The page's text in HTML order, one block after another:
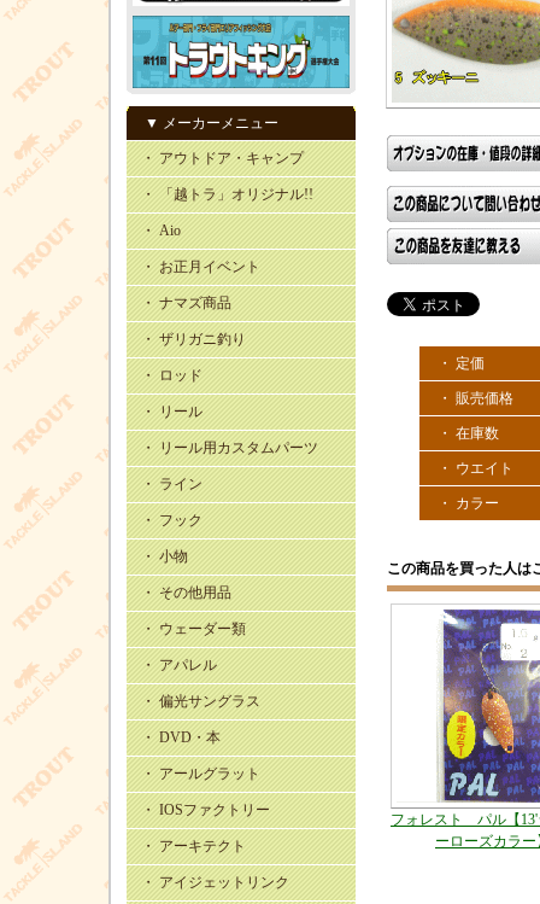
▼ メーカーメニュー
・ アウトドア・キャンプ
・ 「越トラ」オリジナル!!
・ Aio
・ お正月イベント
・ ナマズ商品
・ ザリガニ釣り
・ ロッド
・ リール
・ リール用カスタムパーツ
・ ライン
・ フック
・ 小物
・ その他用品
・ ウェーダー類
・ アパレル
・ 偏光サングラス
・ DVD・本
・ アールグラット
・ IOSファクトリー
・ アーキテクト
・ アイジェットリンク
・ 定価
・ 販売価格
・ 在庫数
・ ウエイト
・ カラー
この商品を買った人は
フォレスト パル【13'
ーローズカラー